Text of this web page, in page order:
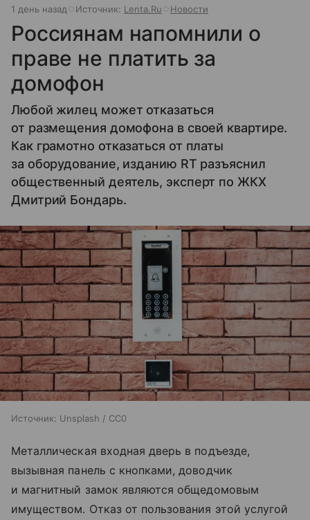
1 день назад Источник: Lenta.Ru Новости
Россиянам напомнили о
праве не платить за
домофон
Любой жилец может отказаться
от размещения домофона в своей квартире.
Как грамотно отказаться от платы
за оборудование, изданию RT разъяснил
общественный деятель, эксперт по ЖКХ
Дмитрий Бондарь.
Источник: Unsplash / CC0
Металлическая входная дверь в подъезде,
вызывная панель с кнопками, доводчик
и магнитный замок являются общедомовым
имуществом. Отказ от пользования этой услугой